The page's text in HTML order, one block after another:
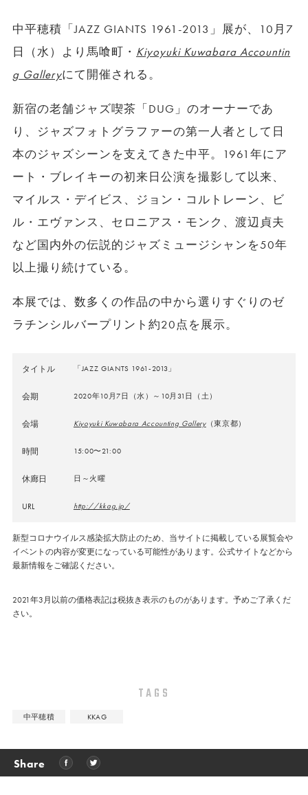
中平穂積「JAZZ GIANTS 1961-2013」展が、10月7
日（水）より馬喰町・ Kiyoyuki Kuwabara Accountin
g Galleryにて開催される。
新宿の老舗ジャズ喫茶「DUG」のオーナーであ
り、ジャズフォトグラファーの第一人者として日
本のジャズシーンを支えてきた中平。1961年にア
ート・ブレイキーの初来日公演を撮影して以来、
マイルス・デイビス、ジョン・コルトレーン、ビ
ル・エヴァンス、セロニアス・モンク、渡辺貞夫
など国内外の伝説的ジャズミュージシャンを50年
以上撮り続けている。
本展では、数多くの作品の中から選りすぐりのゼ
ラチンシルバープリント約20点を展示。
タイトル 「JAZZ GIANTS 1961-2013」
会期 2020年10月7日（水）～10月31日（土）
会場 Kiyoyuki Kuwabara Accounting Gallery（東京都）
時間 15:00〜21:00
休廊日 日～火曜
URL http://kkag.jp/
新型コロナウイルス感染拡大防止のため、当サイトに掲載している展覧会や
イベントの内容が変更になっている可能性があります。公式サイトなどから
最新情報をご確認ください。
2021年3月以前の価格表記は税抜き表示のものがあります。予めご了承くだ
さい。
TAGS
中平穂積 KKAG
Share